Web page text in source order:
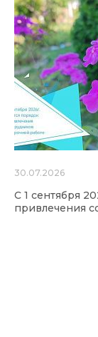
30.07.2026
С 1 сентября
привлечения